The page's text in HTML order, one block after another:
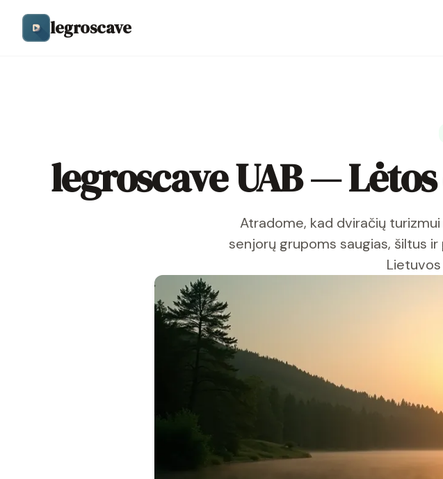
legroscave
legroscave UAB —
Atradome, kad dviračių
senjorų grupoms saugias, šiltus